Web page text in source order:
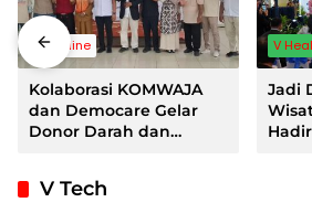
Headline
Kolaborasi KOMWAJA
dan Democare Gelar
Donor Darah dan
V
Jadi
V Tech